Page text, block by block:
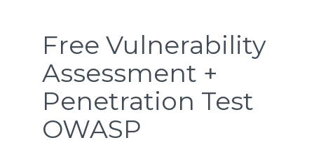
Free Vulnerability
Assessment +
Penetration Test
OWASP